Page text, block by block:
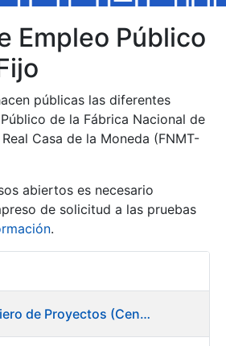
Empleo Público
públicas las diferentes
de la Fábrica Nacional de
Casa de la Moneda (FNMT-
abiertos es necesario
de solicitud a las pruebas
.
OE 24/24 - Ingeniero de Proyectos (Centro de trabajo Burgos)